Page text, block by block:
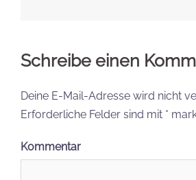
Schreibe einen
Deine E-Mail-Adresse wird nicht
Erforderliche Felder sind mit *
Kommentar